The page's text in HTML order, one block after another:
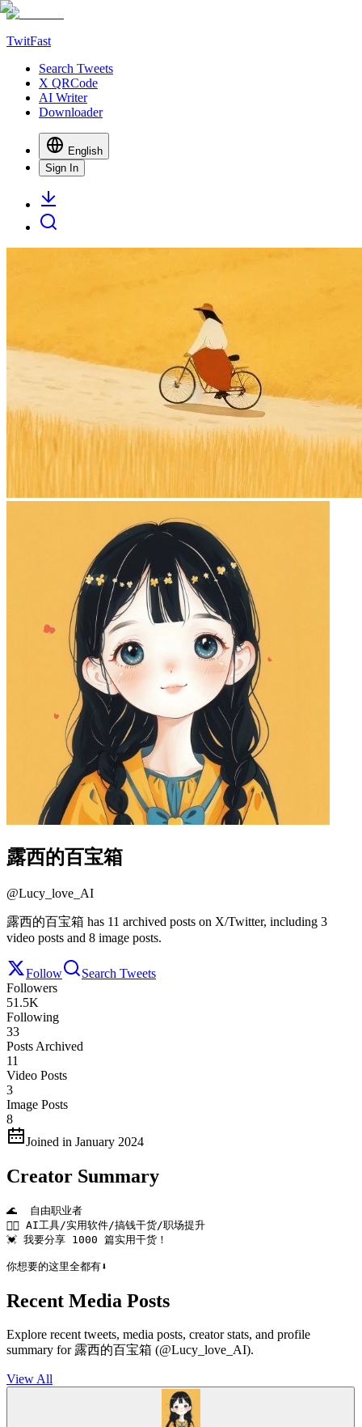
TwitFast
Search Tweets
X QRCode
AI Writer
Downloader
English
Sign In
露西的百宝箱
@Lucy_love_AI
露西的百宝箱 has 11 archived posts on X/Twitter, including 3
video posts and 8 image posts.
Follow
Search Tweets
Followers
51.5K
Following
33
Posts Archived
11
Video Posts
3
Image Posts
8
Joined in January 2024
Creator Summary
🌊  自由职业者
👉🏻 AI工具/实用软件/搞钱干货/职场提升
💓 我要分享 1000 篇实用干货！
你想要的这里全都有⬇️
Recent Media Posts
Explore recent tweets, media posts, creator stats, and profile
summary for 露西的百宝箱 (@Lucy_love_AI).
View All